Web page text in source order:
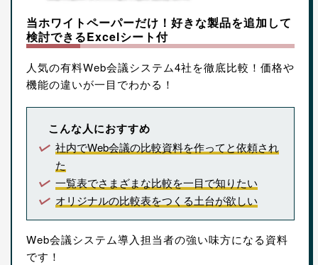
当ホワイトペーパーだけ！好きな製品を追加して
検討できるExcelシート付
人気の有料Web会議システム4社を徹底比較！価格や
機能の違いが一目でわかる！
こんな人におすすめ
社内でWeb会議の比較資料を作ってと依頼され
た
一覧表でさまざまな比較を一目で知りたい
オリジナルの比較表をつくる土台が欲しい
Web会議システム導入担当者の強い味方になる資料
です！